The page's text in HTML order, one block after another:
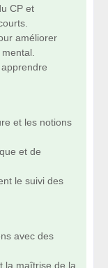
CP et
améliorer
apprendre
et les notions
et de
le suivi des
avec des
la maîtrise de la